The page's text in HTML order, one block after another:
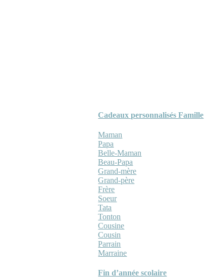
Cadeaux personnalisés Famille
Maman
Papa
Belle-Maman
Beau-Papa
Grand-mère
Grand-père
Frère
Soeur
Tata
Tonton
Cousine
Cousin
Parrain
Marraine
Fin d’année scolaire